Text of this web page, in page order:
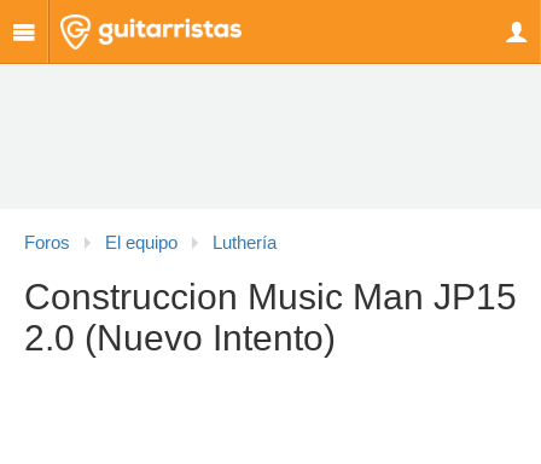
Foros El equipo Luthería
Construccion Music Man JP15
2.0 (Nuevo Intento)